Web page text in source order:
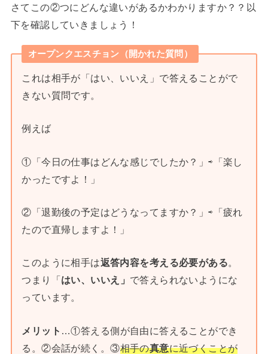
さてこの②つにどんな違いがあるかわかりますか？？以
下を確認していきましょう！
オープンクエスチョン（開かれた質問）
これは相手が「はい、いいえ」で答えることがで
きない質問です。
例えば
①「今日の仕事はどんな感じでしたか？」⇨「楽し
かったですよ！」
②「退勤後の予定はどうなってますか？」⇨「疲れ
たので直帰しますよ！」
このように相手は返答内容を考える必要がある。
つまり「 はい、いいえ」 で答えられないようにな
っています。
メリット …①答える側が自由に答えることができ
る。②会話が続く。③相手の真意に近づくことが